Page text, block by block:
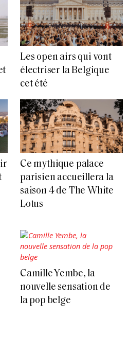
Les open airs qui vont
électriser la Belgique
cet été
Ce mythique palace
parisien accueillera la
saison 4 de The White
Lotus
Camille Yembe, la
nouvelle sensation de
la pop belge